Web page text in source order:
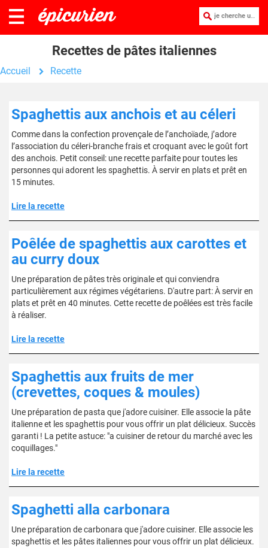
je cherche une recette :
Recettes de pâtes italiennes
Accueil Recette
Spaghettis aux anchois et au céleri
Comme dans la confection provençale de l’anchoïade, j’adore
l’association du céleri-branche frais et croquant avec le goût fort
des anchois. Petit conseil: une recette parfaite pour toutes les
personnes qui adorent les spaghettis. À servir en plats et prêt en
15 minutes.
Lire la recette
Poêlée de spaghettis aux carottes et
au curry doux
Une préparation de pâtes très originale et qui conviendra
particulièrement aux régimes végétariens. D'autre part: À servir en
plats et prêt en 40 minutes. Cette recette de poêlées est très facile
à réaliser.
Lire la recette
Spaghettis aux fruits de mer
(crevettes, coques & moules)
Une préparation de pasta que j'adore cuisiner. Elle associe la pâte
italienne et les spaghettis pour vous offrir un plat délicieux. Succès
garanti ! La petite astuce: "a cuisiner de retour du marché avec les
coquillages."
Lire la recette
Spaghetti alla carbonara
Une préparation de carbonara que j'adore cuisiner. Elle associe les
spaghettis et les pâtes italiennes pour vous offrir un plat délicieux.